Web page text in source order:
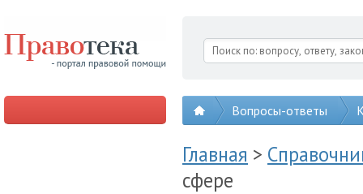
Вопросы-ответы
Главная >
сфере